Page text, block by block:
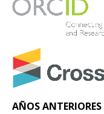
AÑOS ANTERIORES